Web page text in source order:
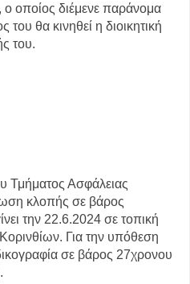
ο οποίος διέμενε παράνομα
θα κινηθεί η διοικητική
του.
Τμήματος Ασφάλειας
κλοπής σε βάρος
την 22.6.2024 σε τοπική
Για την υπόθεση
σε βάρος 27χρονου